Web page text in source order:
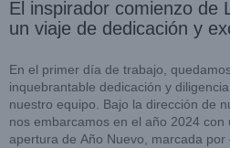
El inspirador comienzo de
un viaje de dedicación y
En el primer día de trabajo,
inquebrantable dedicación y
nuestro equipo. Bajo la dirección de
nos embarcamos en el año 2024
apertura de Año Nuevo, marcada por